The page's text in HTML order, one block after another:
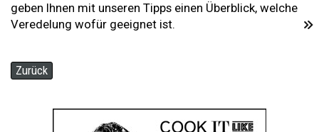
geben Ihnen mit unseren Tipps einen Überblick, welche
Veredelung wofür geeignet ist.
Zurück